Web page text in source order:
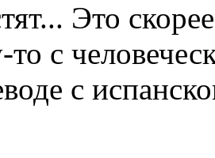
Это
с
с